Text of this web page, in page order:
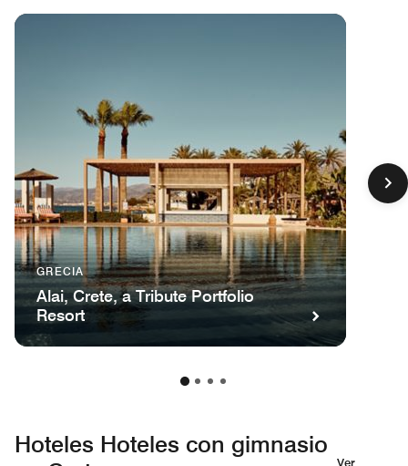
GRECIA
Alai, Crete, a Tribute Portfolio
Resort
Hoteles Hoteles con gimnasio
Ver